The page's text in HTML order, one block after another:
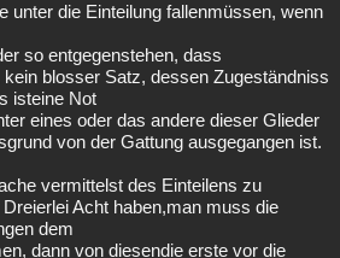
unter die Einteilung fallenmüssen, wenn
so entgegenstehen, dass
blosser Satz, dessen Zugeständniss
isteine Not
eines oder das andere dieser Glieder
von der Gattung ausgegangen ist.
vermittelst des Einteilens zu
Acht haben,man muss die
dem
dann von diesendie erste vor die